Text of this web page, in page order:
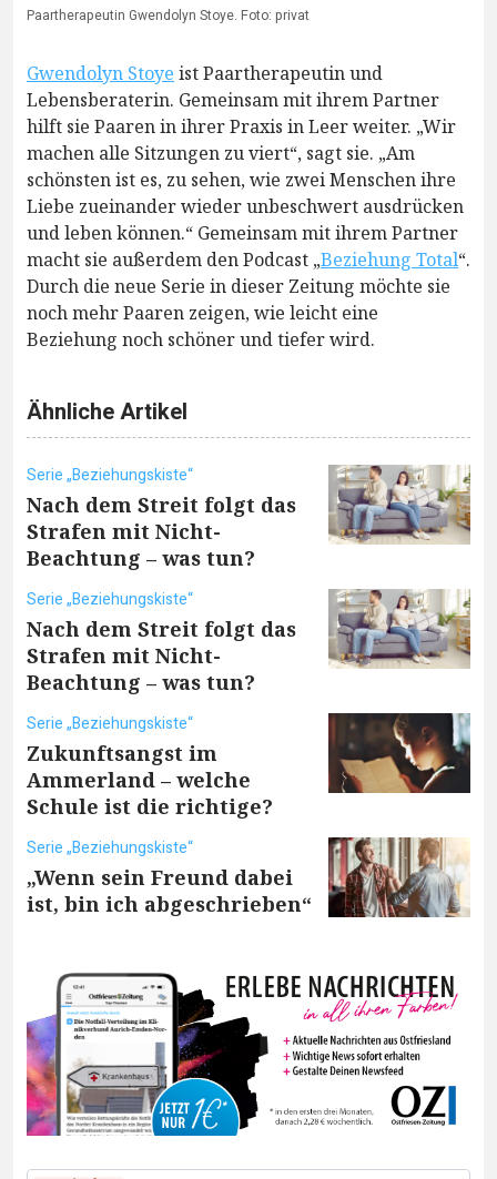
Paartherapeutin Gwendolyn Stoye. Foto: privat
Gwendolyn Stoye ist Paartherapeutin und
Lebensberaterin. Gemeinsam mit ihrem Partner
hilft sie Paaren in ihrer Praxis in Leer weiter. „Wir
machen alle Sitzungen zu viert“, sagt sie. „Am
schönsten ist es, zu sehen, wie zwei Menschen ihre
Liebe zueinander wieder unbeschwert ausdrücken
und leben können.“ Gemeinsam mit ihrem Partner
macht sie außerdem den Podcast „Beziehung Total“.
Durch die neue Serie in dieser Zeitung möchte sie
noch mehr Paaren zeigen, wie leicht eine
Beziehung noch schöner und tiefer wird.
Ähnliche Artikel
Serie „Beziehungskiste“
Nach dem Streit folgt das
Strafen mit Nicht-
Beachtung – was tun?
Serie „Beziehungskiste“
Nach dem Streit folgt das
Strafen mit Nicht-
Beachtung – was tun?
Serie „Beziehungskiste“
Zukunftsangst im
Ammerland – welche
Schule ist die richtige?
Serie „Beziehungskiste“
„Wenn sein Freund dabei
ist, bin ich abgeschrieben“